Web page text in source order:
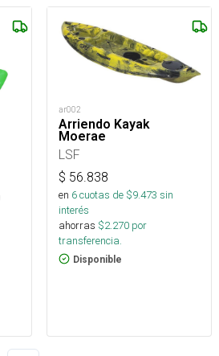
ar002
Arriendo Kayak
Moerae
LSF
$ 56.838
en 6cuotas de $9.473 sin
interés
ahorras $2.270 por
transferencia.
Disponible